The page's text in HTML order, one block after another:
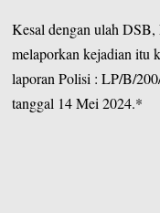
Kesal dengan ulah DSB,
melaporkan kejadian itu
laporan Polisi : LP/B/
tanggal 14 Mei 2024.*